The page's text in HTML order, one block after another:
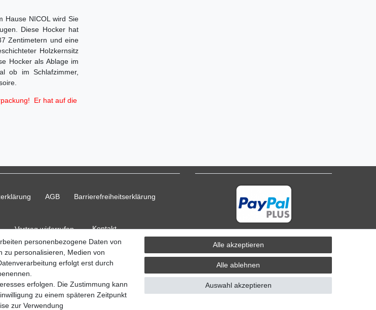
Hause NICOL wird Sie
Diese Hocker hat
Zentimetern und eine
Holzkernsitz
Hocker als Ablage im
ob im Schlafzimmer,
Er hat auf die
AGB Barrierefreiheitserklärung
Vertrag widerrufen Kontakt
Ripos24| Alle Rechte vorbehalten.
personenbezogene Daten von
zu personalisieren, Medien von
erfolgt erst durch
erfolgen. Die Zustimmung kann
zu einem späteren Zeitpunkt
zur Verwendung
Alle akzeptieren
Alle ablehnen
Auswahl akzeptieren